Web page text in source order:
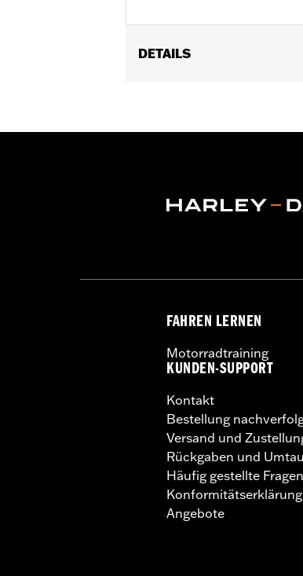
DETAILS
Kollektion:'66 Kollektion
Abdeckung für
FAHREN LERNEN
Motorradtraining
KUNDEN-SUPPORT
Kontakt
Bestellung
Versand und
Rückgaben und
Häufig gestellte Fragen
Konformitätserklärung
Angebote